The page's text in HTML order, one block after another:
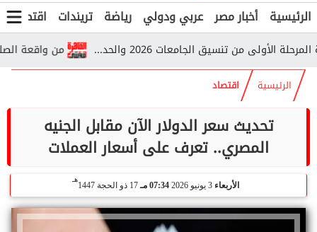
الرئيسية أخبار مصر عربي ودولي رياضة تريندات اقتصاد
من واقعة الصلاة من تنسيق الجامعات 2026 والحد...
الرئيسية اقتصاد
تحديث سعر الدولار الآن مقابل الجنيه
المصري.. تعرف على أسعار العملات
الأربعاء 07:34 مـ 17 ذو الحجة 1447
هـ